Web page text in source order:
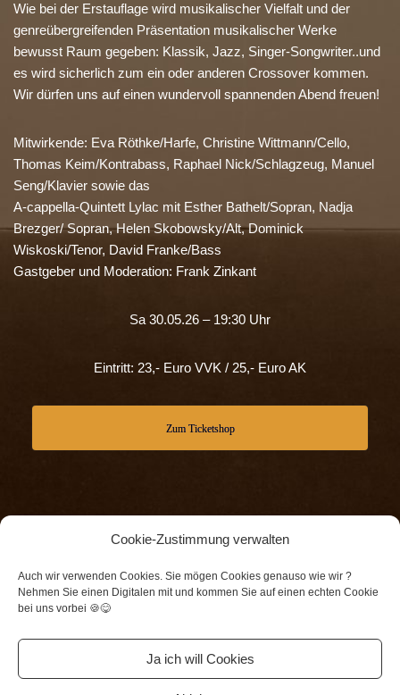
Cookie-Zustimmung verwalten
Auch wir verwenden Cookies. Sie mögen Cookies genauso wie wir ?
Nehmen Sie einen Digitalen mit und kommen Sie auf einen echten Cookie
bei uns vorbei 🍪😋
Ja ich will Cookies
Wie bei der Erstauflage wird musikalischer Vielfalt und der
genreübergreifenden Präsentation musikalischer Werke
bewusst Raum gegeben: Klassik, Jazz, Singer-Songwriter..und
es wird sicherlich zum ein oder anderen Crossover kommen.
Wir dürfen uns auf einen wundervoll spannenden Abend freuen!
Mitwirkende: Eva Röthke/Harfe, Christine Wittmann/Cello,
Thomas Keim/Kontrabass, Raphael Nick/Schlagzeug, Manuel
Seng/Klavier sowie das
A-cappella-Quintett Lylac mit Esther Bathelt/Sopran, Nadja
Brezger/ Sopran, Helen Skobowsky/Alt, Dominick
Wiskoski/Tenor, David Franke/Bass
Gastgeber und Moderation: Frank Zinkant
Sa 30.05.26 – 19:30 Uhr
Eintritt: 23,- Euro VVK / 25,- Euro AK
Zum Ticketshop
Lieferung, Versandkosten, Zahlungsarten, Abgesagte
Veranstaltungen, Gutscheine
Impressum
Frankfurter Straße 7, 65462 Ginsheim